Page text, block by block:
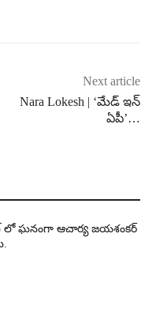
Next article
Nara Lokesh | ‘మేడ్ ఇన్
ఏపీ’…
లో ఘనంగా ఆచార్య జయశంకర్